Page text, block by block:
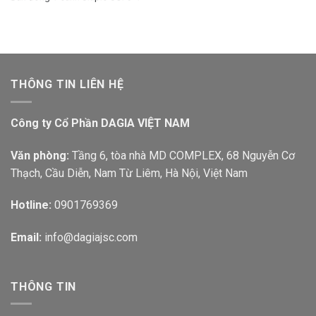
THÔNG TIN LIÊN HỆ
Công ty Cổ Phần DAGIA VIỆT NAM
Văn phòng: Tầng 6, tòa nhà MD COMPLEX, 68 Nguyễn Cơ
Thạch, Cầu Diễn, Nam Từ Liêm, Hà Nội, Việt Nam
Hotline: 0901769369
Email: info@dagiajsc.com
THÔNG TIN